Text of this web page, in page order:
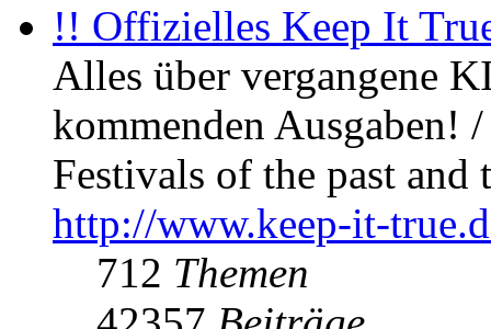
!! Offizielles Keep It
Alles über vergangene
kommenden Ausgaben!
Festivals of the past
http://www.keep-it-
712 Themen